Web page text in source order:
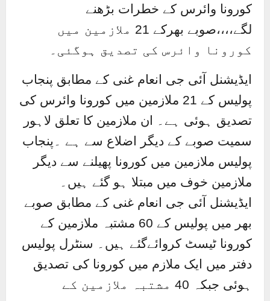
کورونا وائرس کے خطرات بڑھنے
لگے،،،،صوبے بھرکے 21 ملازمین میں
کورونا وائرس کی تصدیق ہوگئی۔
ایڈیشنل آئی جی انعام غنی کے مطابق پنجاب
پولیس کے 21 ملازمین میں کورونا وائرس کی
تصدیق ہوئی ہے۔ ان ملازمین کا تعلق لاہور
سمیت صوبے کے دیگر اضلاع سے ہے ۔پنجاب
پولیس ملازمین میں کورونا پھیلنے سے دیگر
ملازمین خوف میں مبتلا ہو گئے ہیں۔
ایڈیشنل آئی جی انعام غنی کے مطابق صوبے
بھر میں پولیس کے 60 مشتبہ ملازمین کے
کورونا ٹیسٹ کروائےگئے ہیں۔ سنٹرل پولیس
دفتر میں ایک ملازم میں کورونا کی تصدیق
ہوئی جبکہ 40 مشتبہ ملازمین کے